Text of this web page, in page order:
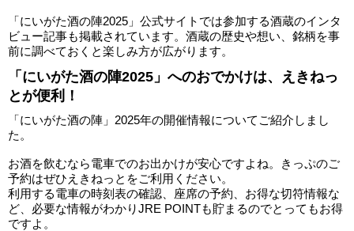
「にいがた酒の陣2025」公式サイトでは参加する酒蔵のインタ
ビュー記事も掲載されています。酒蔵の歴史や想い、銘柄を事
前に調べておくと楽しみ方が広がります。
「にいがた酒の陣2025」へのおでかけは、えきねっ
とが便利！
「にいがた酒の陣」2025年の開催情報についてご紹介しまし
た。
お酒を飲むなら電車でのお出かけが安心ですよね。きっぷのご
予約はぜひえきねっとをご利用ください。
利用する電車の時刻表の確認、座席の予約、お得な切符情報な
ど、必要な情報がわかりJRE POINTも貯まるのでとってもお得
ですよ。